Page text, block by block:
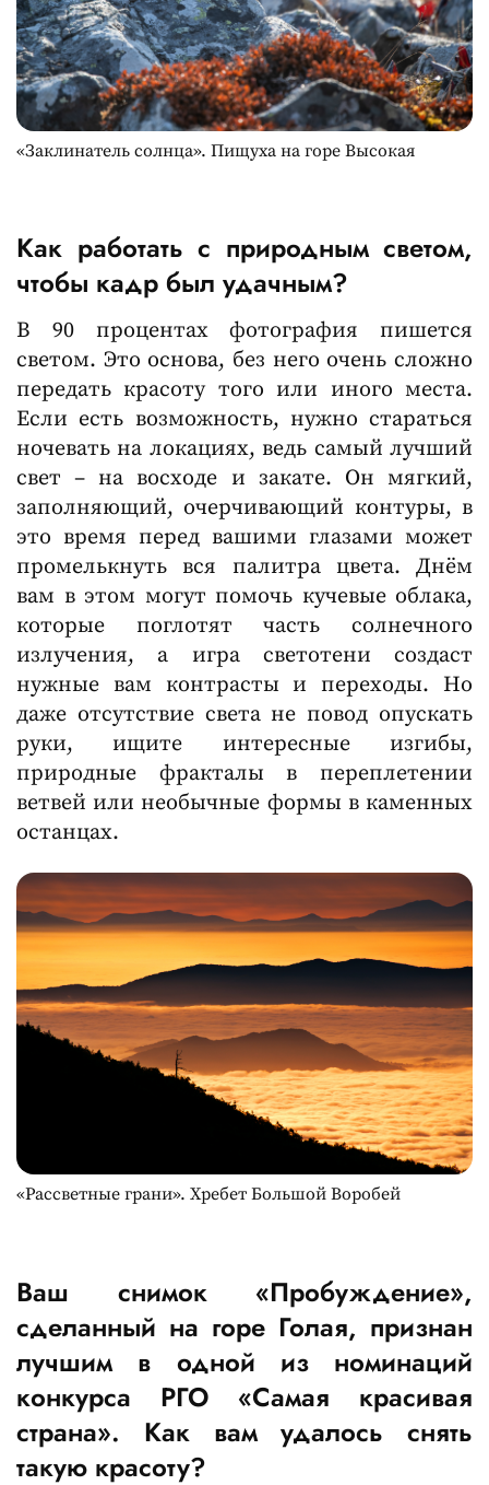
«Заклинатель солнца». Пищуха на горе Высокая
Как работать с природным светом,
чтобы кадр был удачным?
В 90 процентах фотография пишется
светом. Это основа, без него очень сложно
передать красоту того или иного места.
Если есть возможность, нужно стараться
ночевать на локациях, ведь самый лучший
свет – на восходе и закате. Он мягкий,
заполняющий, очерчивающий контуры, в
это время перед вашими глазами может
промелькнуть вся палитра цвета. Днём
вам в этом могут помочь кучевые облака,
которые поглотят часть солнечного
излучения, а игра светотени создаст
нужные вам контрасты и переходы. Но
даже отсутствие света не повод опускать
руки, ищите интересные изгибы,
природные фракталы в переплетении
ветвей или необычные формы в каменных
останцах.
«Рассветные грани». Хребет Большой Воробей
Ваш снимок «Пробуждение»,
сделанный на горе Голая, признан
лучшим в одной из номинаций
конкурса РГО «Самая красивая
страна». Как вам удалось снять
такую красоту?